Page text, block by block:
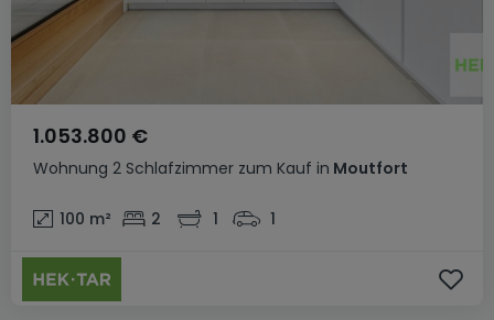
Wohnung 2 Schlafzimmer zum Kauf in Moutfort
1.053.800 €
100 m² 2 1 1